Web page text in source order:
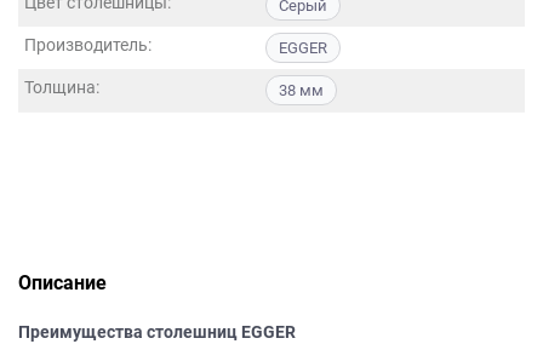
Серый
Производитель: EGGER
Толщина: 38 мм
Описание
Преимущества столешниц EGGER